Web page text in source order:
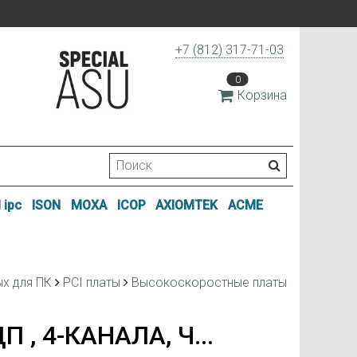
+7 (812) 317-71-03
0
Корзина
ipc ISON MOXA ICOP AXIOMTEK ACME
для ПК PCI платы Высокоскоростные платы
, 4-КАНАЛА, Ч...